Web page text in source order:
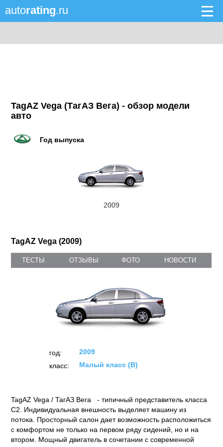
autorating.ru
TagAZ Vega (ТагАЗ Вега) - обзор модели
авто
Год выпуска
2009
TagAZ Vega (2009)
ТЕСТЫ ОТЗЫВЫ ФОТО НОВОСТИ
год:
2009
класс:
Малый класс (B)
TagAZ Vega / ТагАЗ Вега - типичный представитель класса
С2. Индивидуальная внешность выделяет машину из
потока. Просторный салон дает возможность расположиться
с комфортом не только на первом ряду сидений, но и на
втором. Мощный двигатель в сочетании с современной